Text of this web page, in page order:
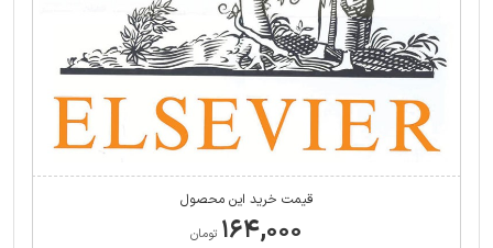
قیمت خرید این محصول
۱۶۴,۰۰۰ تومان